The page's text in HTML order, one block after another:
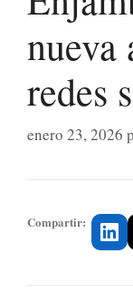
nueva
redes
enero 23, 2026
Compartir: